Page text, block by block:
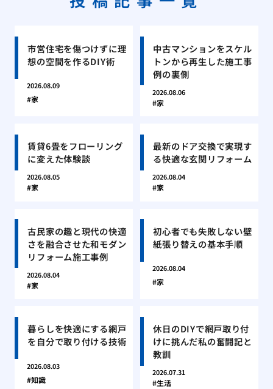
市営住宅を傷つけずに理
想の空間を作るDIY術
2026.08.09
家
中古マンションをスケル
トンから再生した施工事
例の裏側
2026.08.06
家
賃貸6畳をフローリング
に変えた体験談
2026.08.05
家
最新のドア交換で実現す
る快適な玄関リフォーム
2026.08.04
家
古民家の趣と現代の快適
さを融合させた和モダン
リフォーム施工事例
2026.08.04
家
初心者でも失敗しない壁
紙張り替えの基本手順
2026.08.04
家
暮らしを快適にする網戸
を自分で取り付ける技術
2026.08.03
知識
休日のDIYで網戸取り付
けに挑んだ私の奮闘記と
教訓
2026.07.31
生活